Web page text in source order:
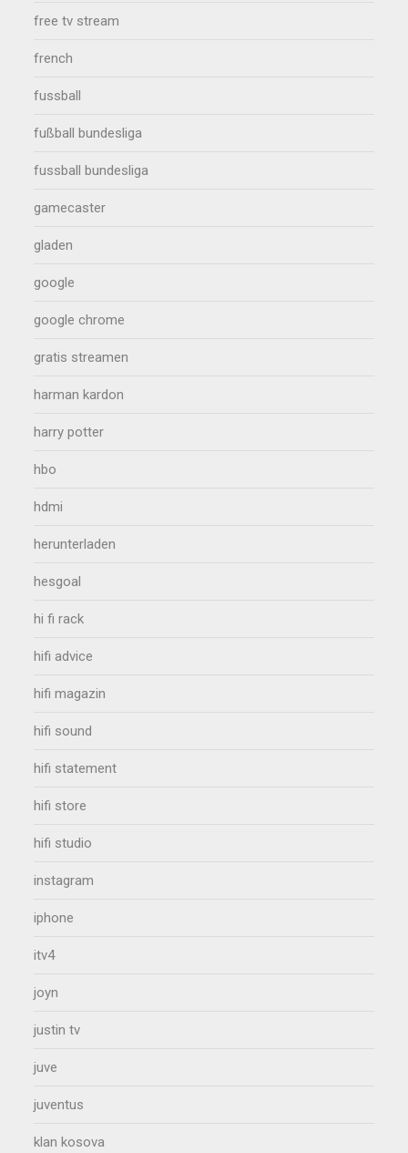
free tv stream
french
fussball
fußball bundesliga
fussball bundesliga
gamecaster
gladen
google
google chrome
gratis streamen
harman kardon
harry potter
hbo
hdmi
herunterladen
hesgoal
hi fi rack
hifi advice
hifi magazin
hifi sound
hifi statement
hifi store
hifi studio
instagram
iphone
itv4
joyn
justin tv
juve
juventus
klan kosova